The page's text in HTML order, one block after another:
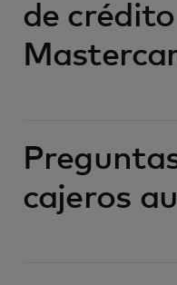
de crédito
cajeros